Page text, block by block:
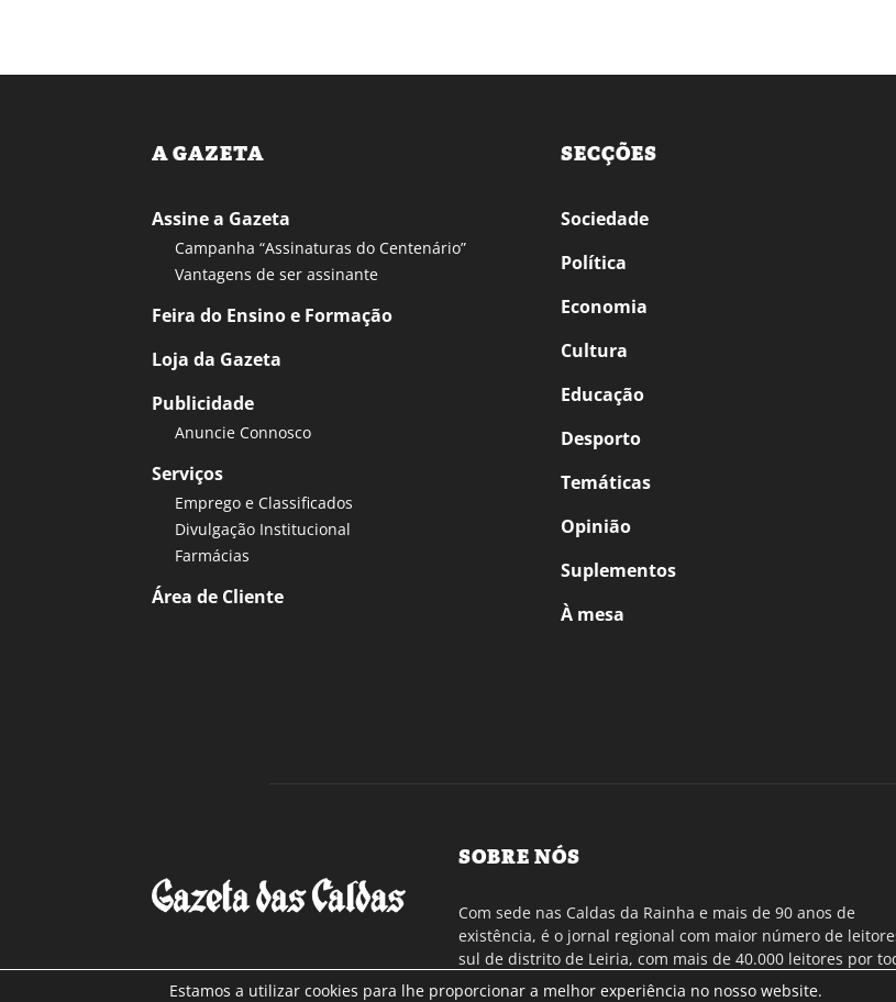
A GAZETA
Assine a Gazeta
Campanha “Assinaturas do Centenário”
Vantagens de ser assinante
Feira do Ensino e Formação
Loja da Gazeta
Publicidade
Anuncie Connosco
Serviços
Emprego e Classificados
Divulgação Institucional
Farmácias
Área de Cliente
SECÇÕES
Sociedade
Política
Economia
Cultura
Educação
Desporto
Temáticas
Opinião
Suplementos
À mesa
SOBRE NÓS
Com sede nas Caldas da Rainha e mais de 90 anos de
existência, é o jornal regional com maior número de
sul de distrito de Leiria, com mais de 40.000 leitores por
a região Oeste. Jornal com distribuição em Portugal
Estamos a utilizar cookies para lhe proporcionar a melhor experiência no nosso website.